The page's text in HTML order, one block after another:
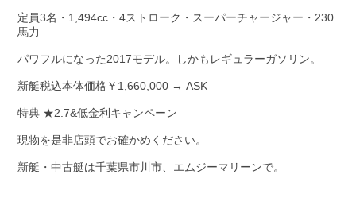
定員3名・1,494cc・4ストローク・スーパーチャージャー・230
馬力
パワフルになった2017モデル。しかもレギュラーガソリン。
新艇税込本体価格￥1,660,000 → ASK
特典 ★2.7&低金利キャンペーン
現物を是非店頭でお確かめください。
新艇・中古艇は千葉県市川市、エムジーマリーンで。